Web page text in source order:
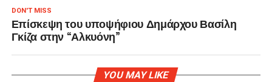
DON'T MISS
Επίσκεψη του υποψήφιου Δημάρχου Βασίλη
Γκίζα στην “Αλκυόνη”
YOU MAY LIKE